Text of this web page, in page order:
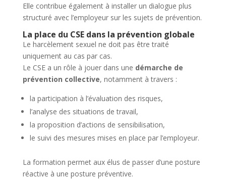
Elle contribue également à installer un dialogue plus
structuré avec l’employeur sur les sujets de prévention.
La place du CSE dans la prévention globale
Le harcèlement sexuel ne doit pas être traité
uniquement au cas par cas.
Le CSE a un rôle à jouer dans une démarche de
prévention collective, notamment à travers :
la participation à l’évaluation des risques,
l’analyse des situations de travail,
la proposition d’actions de sensibilisation,
le suivi des mesures mises en place par l’employeur.
La formation permet aux élus de passer d’une posture
réactive à une posture préventive.